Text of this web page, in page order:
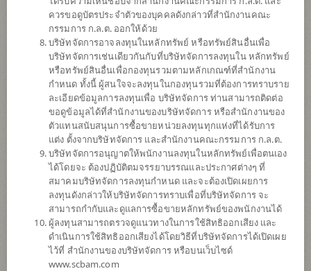
ความเสี่ยงปานกลาง
ค่อนข้างสูง
5
ตั้งแต่ต้นปี
-0.75%
ข้อมูล ณ วันที่ 6 สิงหาคม 2569
มูลค่าหน่วยลงทุน
11.1915
-0.0314
ข้อมูล ณ วันที่ 6 ส.ค. 2569
ควรขอดูบัตรประจำตัวของบุคคลดังกล่าวที่สำนักงานคณะ
กรรมการ ก.ล.ต. ออกให้ด้วย
บริษัทจัดการอาจลงทุนในหลักทรัพย์ หรือทรัพย์สินอื่นเพื่อ
บริษัทจัดการเช่นเดียวกันกับที่บริษัทจัดการลงทุนใน หลักทรัพย์
หรือทรัพย์สินอื่นเพื่อกองทุนรวมตามหลักเกณฑ์ที่สำนักงาน
กำหนด ทั้งนี้ ผู้สนใจจะลงทุนในกองทุนรวมที่ต้องการทราบราย
ละเอียดข้อมูลการลงทุนเพื่อ บริษัทจัดการ ท่านสามารถติดต่อ
ขอดูข้อมูลได้ที่สำนักงานของบริษัทจัดการ หรือสำนักงานของ
ตัวแทนสนับสนุนการซื้อขายหน่วยลงทุนทุกแห่งที่ได้รับการ
แต่ง ตั้งจากบริษัทจัดการ และสำนักงานคณะกรรมการ ก.ล.ต.
บริษัทจัดการอนุญาตให้พนักงานลงทุนในหลักทรัพย์เพื่อตนเอง
ได้โดยจะ ต้องปฏิบัติตมจรรยาบรรณและประกาศต่างๆ ที่
สมาคมบริษัทจัดการลงทุนกำหนด และจะต้องเปิดเผยการ
ลงทุนดังกล่าวให้บริษัทจัดการทราบเพื่อที่บริษัทจัดการ จะ
สามารถกำกับและดูแลการซื้อขายหลักทรัพย์ของพนักงานได้
ผู้ลงทุนสามารถตรวจดูแนวทางในการใช้สิทธิออกเสียง และ
ดำเนินการใช้สิทธิออกเสียงได้โดยวิธีที่บริษัทจัดการได้เปิดเผย
ไว้ที่ สำนักงานของบริษัทจัดการ หรือบนเว็บไซด์
www.scbam.com